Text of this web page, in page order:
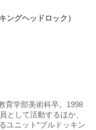
ングヘッドロック）
育学部美術科卒。1998
として活動するほか、
ユニット“ブルドッキン